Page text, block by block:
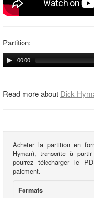
Partition:
00:00
Read more about Dick
Acheter la partition en
Hyman), transcrite à
pourrez télécharger le
paiement.
Formats